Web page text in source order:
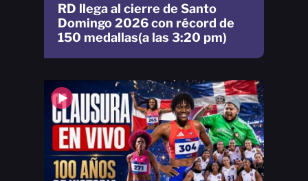
RD llega al cierre de Santo
Domingo 2026 con récord de
150 medallas(a las 3:20 pm)